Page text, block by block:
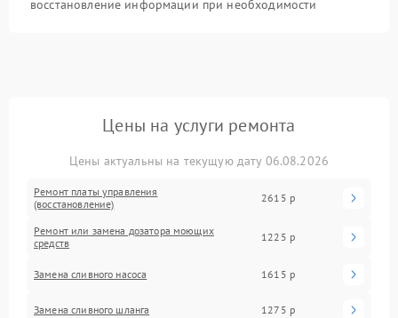
восстановление информации при необходимости
Цены на услуги ремонта
Цены актуальны на текущую дату 06.08.2026
Ремонт платы управления
(восстановление)
2615 р
Ремонт или замена дозатора моющих
средств
1225 р
Замена сливного насоса 1615 р
Замена сливного шланга 1275 р